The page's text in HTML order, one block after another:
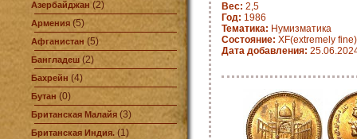
Азербайджан(2)
Армения (5)
Афганистан (5)
Бангладеш (2)
Бахрейн (4)
Бутан (0)
Британская Малайя (3)
Британская Индия. (1)
Вес: 2,5
Год: 1986
Тематика: Нумизматика
Состояние: XF(extremely fine)
Дата добавления: